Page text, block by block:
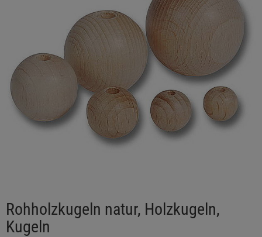
Rohholzkugeln natur, Holzkugeln,
Kugeln